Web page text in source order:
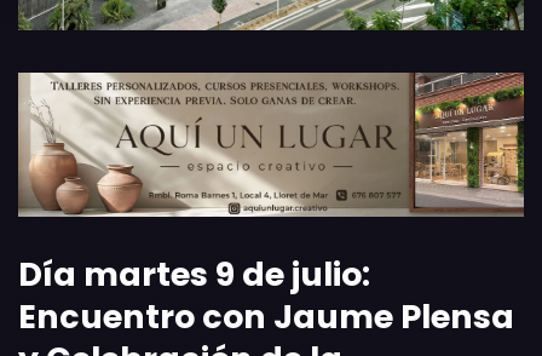
Día martes 9 de julio:
Encuentro con Jaume Plensa